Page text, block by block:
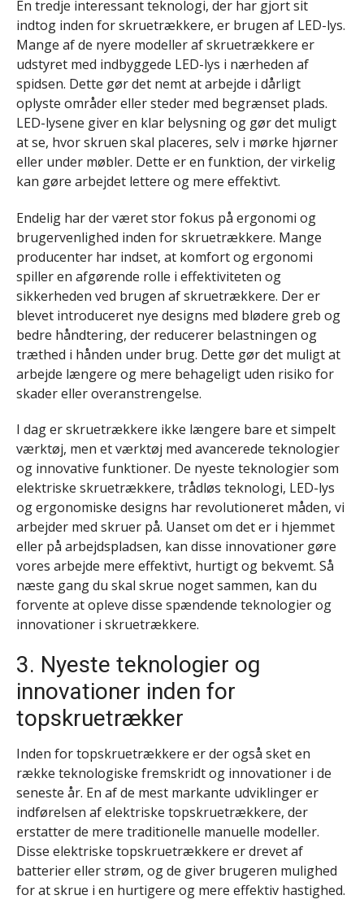
En tredje interessant teknologi, der har gjort sit
indtog inden for skruetrækkere, er brugen af ​​LED-lys.
Mange af de nyere modeller af skruetrækkere er
udstyret med indbyggede LED-lys i nærheden af ​​
spidsen. Dette gør det nemt at arbejde i dårligt
oplyste områder eller steder med begrænset plads.
LED-lysene giver en klar belysning og gør det muligt
at se, hvor skruen skal placeres, selv i mørke hjørner
eller under møbler. Dette er en funktion, der virkelig
kan gøre arbejdet lettere og mere effektivt.
Endelig har der været stor fokus på ergonomi og
brugervenlighed inden for skruetrækkere. Mange
producenter har indset, at komfort og ergonomi
spiller en afgørende rolle i effektiviteten og
sikkerheden ved brugen af ​​skruetrækkere. Der er
blevet introduceret nye designs med blødere greb og
bedre håndtering, der reducerer belastningen og
træthed i hånden under brug. Dette gør det muligt at
arbejde længere og mere behageligt uden risiko for
skader eller overanstrengelse.
I dag er skruetrækkere ikke længere bare et simpelt
værktøj, men et værktøj med avancerede teknologier
og innovative funktioner. De nyeste teknologier som
elektriske skruetrækkere, trådløs teknologi, LED-lys
og ergonomiske designs har revolutioneret måden, vi
arbejder med skruer på. Uanset om det er i hjemmet
eller på arbejdspladsen, kan disse innovationer gøre
vores arbejde mere effektivt, hurtigt og bekvemt. Så
næste gang du skal skrue noget sammen, kan du
forvente at opleve disse spændende teknologier og
innovationer i skruetrækkere.
3. Nyeste teknologier og
innovationer inden for
topskruetrækker
Inden for topskruetrækkere er der også sket en
række teknologiske fremskridt og innovationer i de
seneste år. En af de mest markante udviklinger er
indførelsen af elektriske topskruetrækkere, der
erstatter de mere traditionelle manuelle modeller.
Disse elektriske topskruetrækkere er drevet af
batterier eller strøm, og de giver brugeren mulighed
for at skrue i en hurtigere og mere effektiv hastighed.